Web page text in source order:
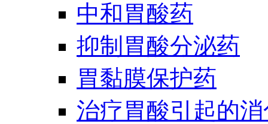
中和胃酸药
抑制胃酸分泌药
胃黏膜保护药
治疗胃酸引起的